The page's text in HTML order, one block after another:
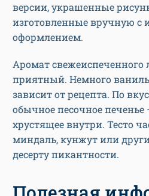
версии, украшенные
изготовленные вручную
оформлением.
Аромат свежеиспеченного
приятный. Немного
зависит от рецепта. По
обычное песочное
хрустящее внутри. Тесто
миндаль, кунжут или
десерту пикантности.